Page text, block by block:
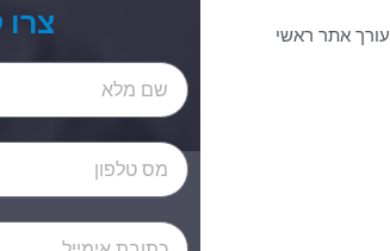
עורך אתר ראשי